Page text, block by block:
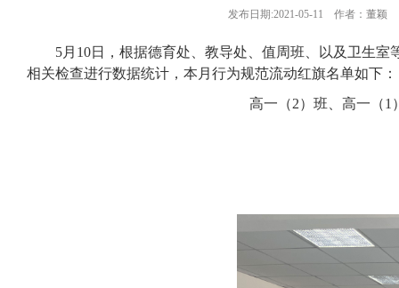
发布日期:2021-05-11 作者：董颖
5月10日，根据德育处、教导处、值周班、以及卫生室
相关检查进行数据统计，本月行为规范流动红旗名单如下：
高一（2）班、高一（1